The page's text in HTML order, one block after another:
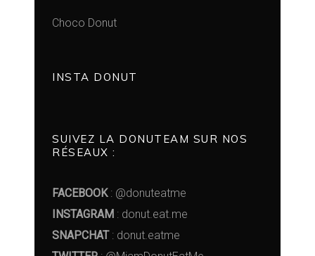
Choco Donut
INSTA DONUT
SUIVEZ LA DONUTEAM SUR NOS
RÉSEAUX :
FACEBOOK: @donuteatme
INSTAGRAM : donut.eat.me
SNAPCHAT: donut.eatme